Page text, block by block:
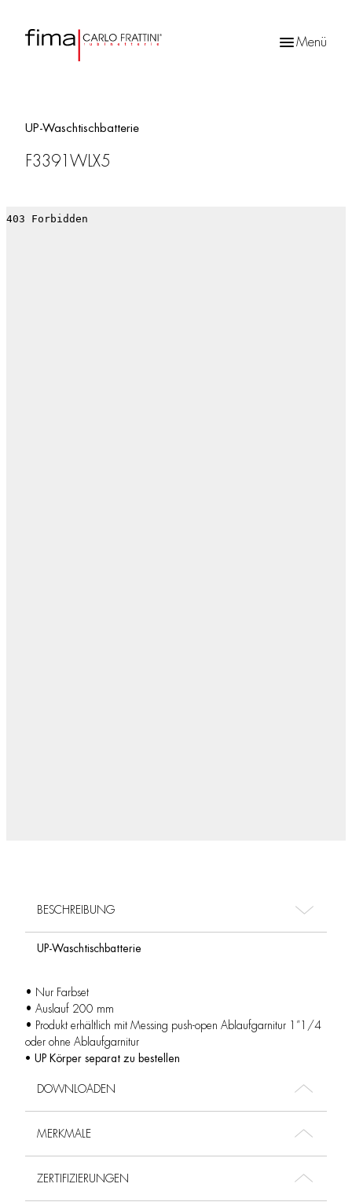
Menü
UP-Waschtischbatterie
F3391WLX5
BESCHREIBUNG
UP-Waschtischbatterie
• Nur Farbset
• Auslauf 200 mm
• Produkt erhältlich mit Messing push-open Ablaufgarnitur 1”1/4
oder ohne Ablaufgarnitur
• UP Körper separat zu bestellen
DOWNLOADEN
MERKMALE
ZERTIFIZIERUNGEN